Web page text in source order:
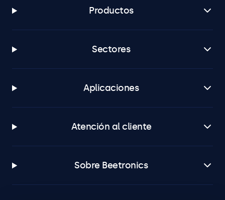
Productos
Sectores
Aplicaciones
Atención al cliente
Sobre Beetronics